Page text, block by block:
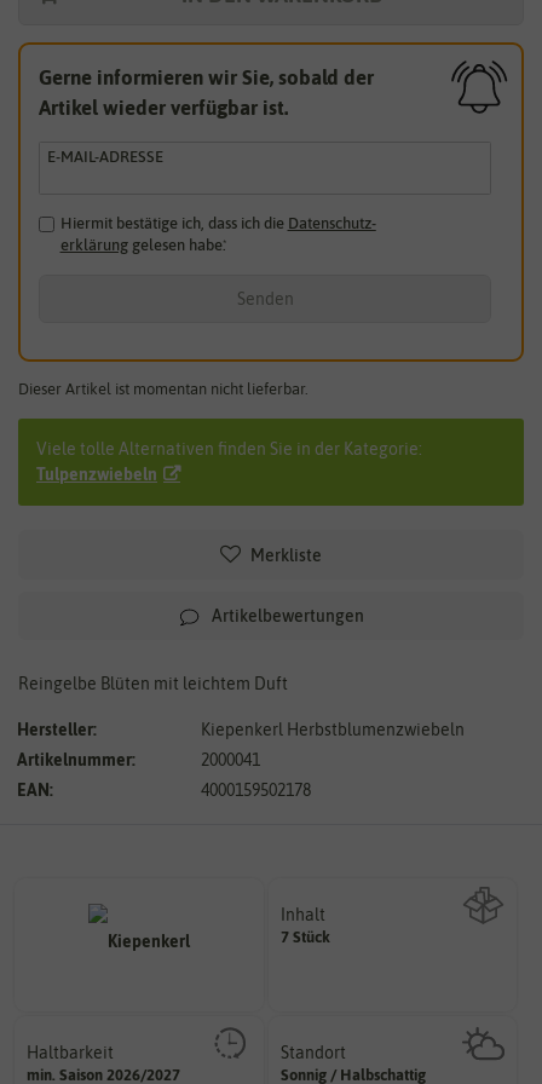
Gerne informieren wir Sie, sobald der
Artikel wieder verfügbar ist.
E-MAIL-ADRESSE
Hiermit bestätige ich, dass ich die Daten­schutz­
erklärunggelesen habe.*
Senden
Dieser Artikel ist momentan nicht lieferbar.
Viele tolle Alternativen finden Sie in der Kategorie:
Tulpenzwiebeln
Merkliste
Artikelbewertungen
Reingelbe Blüten mit leichtem Duft
Hersteller:
Kiepenkerl Herbstblumenzwiebeln
Artikelnummer:
2000041
EAN:
4000159502178
Inhalt
7 StückWie viel ist enthalten
Haltbarkeit
min. Saison 2026/2027
sollte.
Standort
Sonnig / Halbschattig
sonnig, vollsonnig)